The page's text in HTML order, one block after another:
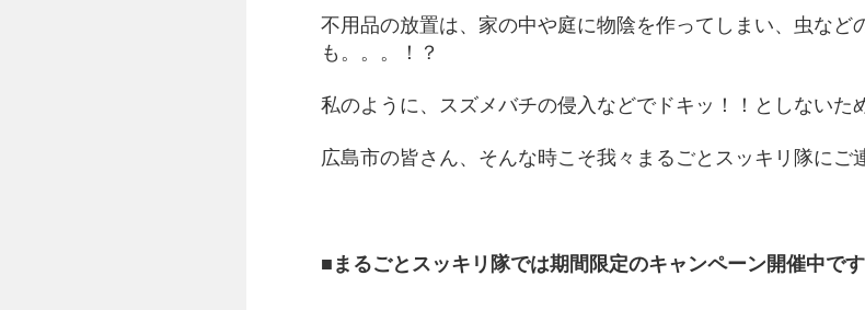
不用品の放置は、家の中や庭に物陰を作ってしまい、虫など
も。。。！？
私のように、スズメバチの侵入などでドキッ！！としないた
広島市の皆さん、そんな時こそ我々まるごとスッキリ隊にご
■まるごとスッキリ隊では期間限定のキャンペーン開催中です